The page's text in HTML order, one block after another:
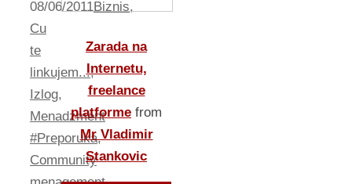
08/06/2011Biznis,
Cu
te
linkujem...,
Izlog,
Menadzment
#Preporuka,
Community
Zarada na
Internetu,
freelance
platforme from
Mr Vladimir
Stankovic